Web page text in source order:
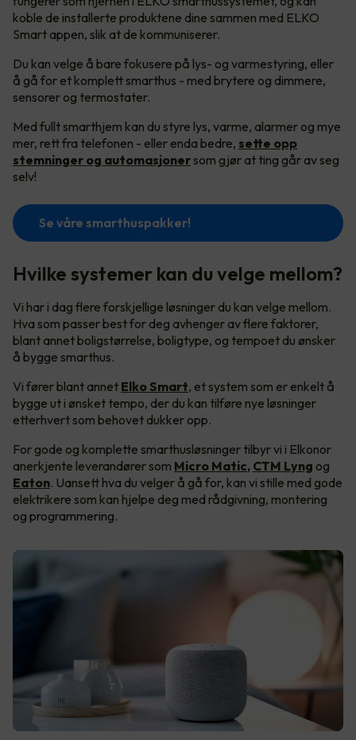
koble de installerte produktene dine sammen med ELKO
Smart appen, slik at de kommuniserer.
Du kan velge å bare fokusere på lys- og varmestyring, eller
å gå for et komplett smarthus - med brytere og dimmere,
sensorer og termostater.
Med fullt smarthjem kan du styre lys, varme, alarmer og mye
mer, rett fra telefonen - eller enda bedre, sette opp
stemninger og automasjonersom gjør at ting går av seg
selv!
Se våre smarthuspakker!
Hvilke systemer kan du velge mellom?
Vi har i dag flere forskjellige løsninger du kan velge mellom.
Hva som passer best for deg avhenger av flere faktorer,
blant annet boligstørrelse, boligtype, og tempoet du ønsker
å bygge smarthus.
Vi fører blant annet Elko Smart, et system som er enkelt å
bygge ut i ønsket tempo, der du kan tilføre nye løsninger
etterhvert som behovet dukker opp.
For gode og komplette smarthusløsninger tilbyr vi i Elkonor
anerkjente leverandører som Micro Matic, CTM Lyng og
Eaton. Uansett hva du velger å gå for, kan vi stille med gode
elektrikere som kan hjelpe deg med rådgivning, montering
og programmering.